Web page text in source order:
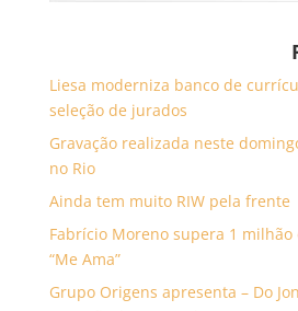
Liesa moderniza banco de
seleção de jurados
Gravação realizada neste
no Rio
Ainda tem muito RIW pela frente
Fabrício Moreno supera 1 milhão
“Me Ama”
Grupo Origens apresenta – Do